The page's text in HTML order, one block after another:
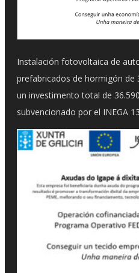
Instalación fotovoltaica de
prefabricados de hormigón de
un investimento total de
subvencionado por el INEGA